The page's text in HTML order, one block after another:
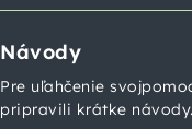
Návody
Pre uľahčenie
pripravili krátke návody.